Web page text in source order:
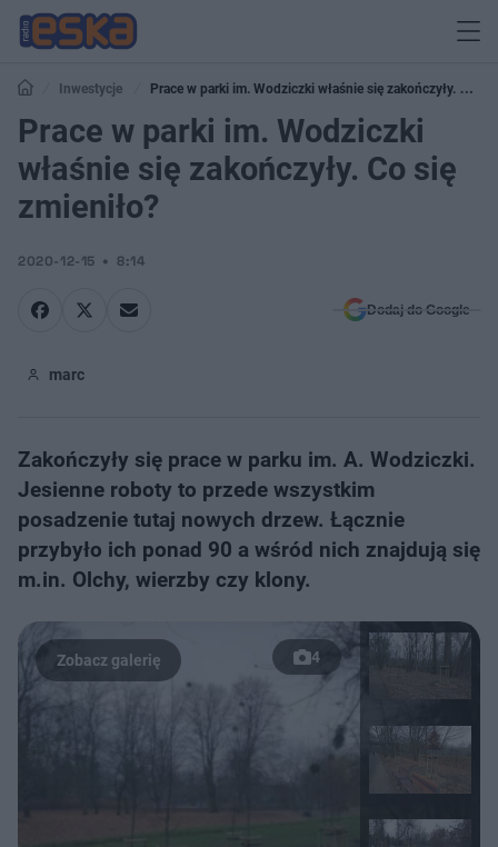
Inwestycje
Prace w parki im. Wodziczki właśnie się zakończyły. Co
się zmieniło?
Prace w parki im. Wodziczki
właśnie się zakończyły. Co się
zmieniło?
2020-12-15 8:14
Dodaj do Google
marc
Zakończyły się prace w parku im. A. Wodziczki.
Jesienne roboty to przede wszystkim
posadzenie tutaj nowych drzew. Łącznie
przybyło ich ponad 90 a wśród nich znajdują się
m.in. Olchy, wierzby czy klony.
4